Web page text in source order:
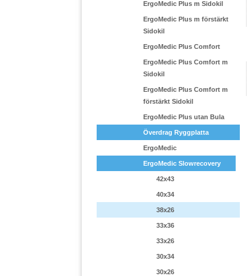
ErgoMedic Plus m Sidokil
ErgoMedic Plus m förstärkt
Sidokil
ErgoMedic Plus Comfort
ErgoMedic Plus Comfort m
Sidokil
ErgoMedic Plus Comfort m
förstärkt Sidokil
ErgoMedic Plus utan Bula
Överdrag Ryggplatta
ErgoMedic
ErgoMedic Slowrecovery
42x43
40x34
38x26
33x36
33x26
30x34
30x26